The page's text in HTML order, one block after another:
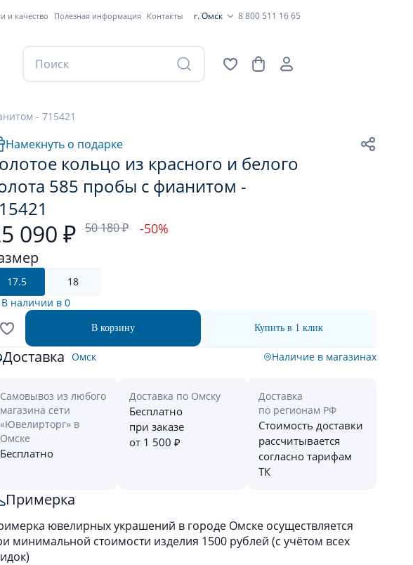
и качество Полезная информация Контакты г. Омск 8 800 511 16 65
- 715421
Намекнуть о подарке
кольцо из красного и белого
585 пробы с фианитом -
090 ₽ 50 180 ₽ -50%
17.5
18
В наличии в 0
В корзину Купить в 1 клик
Доставка Омск Наличие в магазинах
Самовывоз из любого
магазина сети
«Ювелирторг» в
Омске
Бесплатно
Доставка по Омску
Бесплатно
при заказе
от 1 500 ₽
Доставка
по регионам РФ
Стоимость доставки
рассчитывается
согласно тарифам
ТК
Примерка
ювелирных украшений в городе Омске осуществляется
минимальной стоимости изделия 1500 рублей (с учётом всех